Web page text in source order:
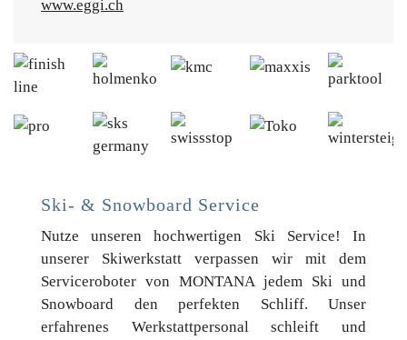
www.eggi.ch
Ski- & Snowboard Service
Nutze unseren hochwertigen Ski Service! In
unserer Skiwerkstatt verpassen wir mit dem
Serviceroboter von MONTANA jedem Ski und
Snowboard den perfekten Schliff. Unser
erfahrenes Werkstattpersonal schleift und